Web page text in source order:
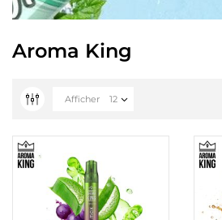
Aroma King
Afficher 12